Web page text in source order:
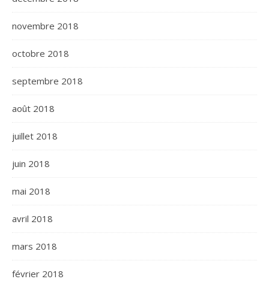
novembre 2018
octobre 2018
septembre 2018
août 2018
juillet 2018
juin 2018
mai 2018
avril 2018
mars 2018
février 2018